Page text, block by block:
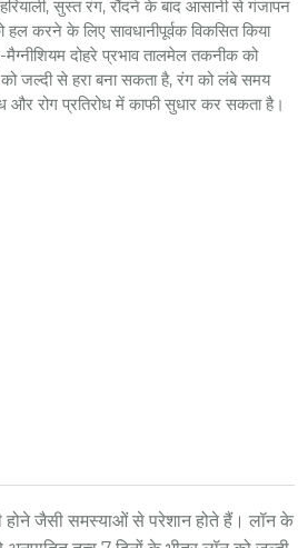
सुस्त रंग, रौंदने के बाद आसानी से गंजापन
करने के लिए सावधानीपूर्वक विकसित किया
दोहरे प्रभाव तालमेल तकनीक को
जल्दी से हरा बना सकता है, रंग को लंबे समय
रोग प्रतिरोध में काफी सुधार कर सकता है।
होने जैसी समस्याओं से परेशान होते हैं। लॉन के